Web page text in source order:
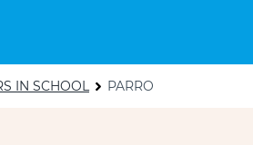
IN SCHOOL PARRO